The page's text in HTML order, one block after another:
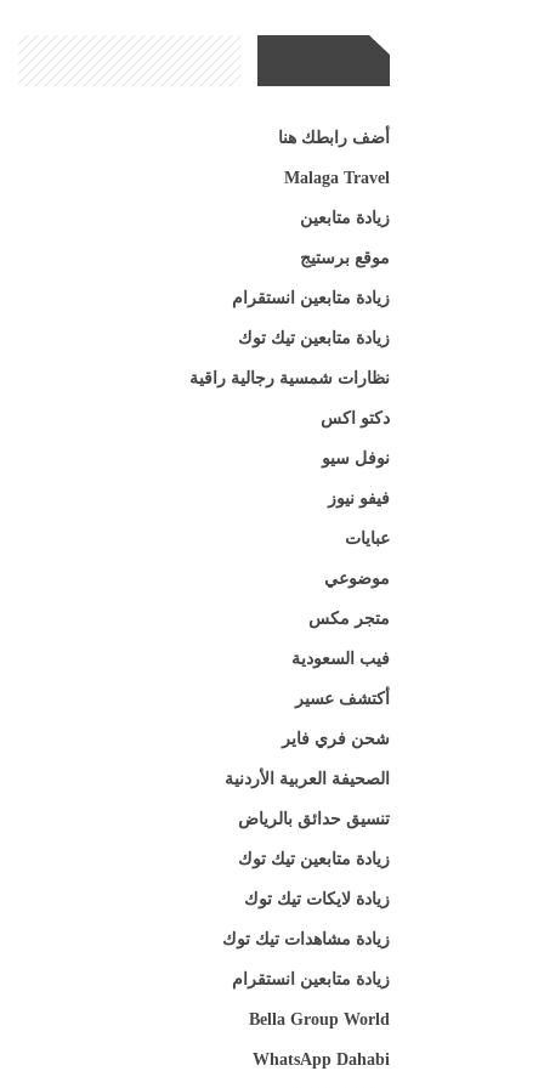
أضف رابطك هنا
Malaga Travel
زيادة متابعين
موقع برستيج
زيادة متابعين انستقرام
زيادة متابعين تيك توك
نظارات شمسية رجالية راقية
دكتو اكس
نوفل سيو
فيفو نيوز
عبايات
موضوعي
متجر مكس
فيب السعودية
أكتشف عسير
شحن فري فاير
الصحيفة العربية الأردنية
تنسيق حدائق بالرياض
زيادة متابعين تيك توك
زيادة لايكات تيك توك
زيادة مشاهدات تيك توك
زيادة متابعين انستقرام
Bella Group World
WhatsApp Dahabi